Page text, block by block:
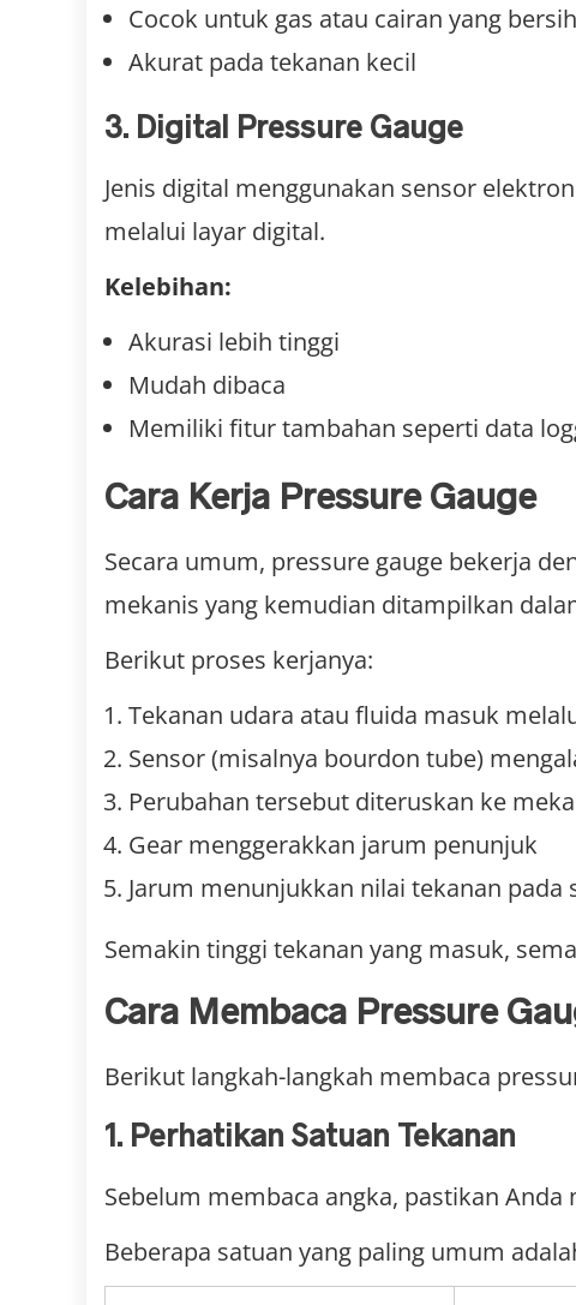
Cocok untuk gas atau cairan yang bersih
Akurat pada tekanan kecil
3. Digital Pressure Gauge
Jenis digital menggunakan sensor
melalui layar digital.
Kelebihan:
Akurasi lebih tinggi
Mudah dibaca
Memiliki fitur tambahan seperti data
Cara Kerja Pressure Gauge
Secara umum, pressure gauge bekerja
mekanis yang kemudian ditampilkan
Berikut proses kerjanya:
Tekanan udara atau fluida masuk
Sensor (misalnya bourdon tube)
Perubahan tersebut diteruskan ke
Gear menggerakkan jarum penunjuk
Jarum menunjukkan nilai tekanan pada
Semakin tinggi tekanan yang masuk,
Cara Membaca Pressure
Berikut langkah-langkah membaca
1. Perhatikan Satuan Tekanan
Sebelum membaca angka, pastikan
Beberapa satuan yang paling umum